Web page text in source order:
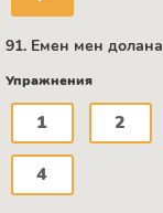
91. Емен мен долана
Упражнения
1 2
4